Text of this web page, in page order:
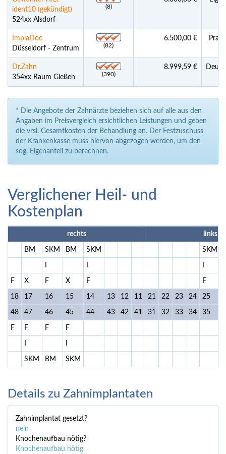
ident10 (gekündigt)
524xx Alsdorf
(8)
ImplaDoc
Düsseldorf - Zentrum
(82)
6.500,00 €
Dr.Zahn
354xx Raum Gießen
(390)
8.999,59 €
* Die Angebote der Zahnärzte beziehen sich auf alle aus den
Angaben im Preisvergleich ersichtlichen Leistungen und geben
die vrsl. Gesamtkosten der Behandlung an. Der Festzuschuss
der Krankenkasse muss hiervon abgezogen werden, um den
sog. Eigenanteil zu berechnen.
Verglichener Heil- und
Kostenplan
rechts links
BM SKM BM SKM SKM
F X F X F F
18 17 16 15 14 13 12 11 21 22 23 24 25
48 47 46 45 44 43 42 41 31 32 33 34 35
F F F F
SKM BM SKM
Details zu Zahnimplantaten
Zahnimplantat gesetzt?
nein
Knochenaufbau nötig?
Knochenaufbau nötig